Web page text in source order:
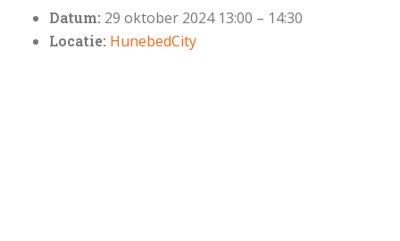
Datum: 29 oktober 2024 13:00 – 14:30
Locatie: HunebedCity